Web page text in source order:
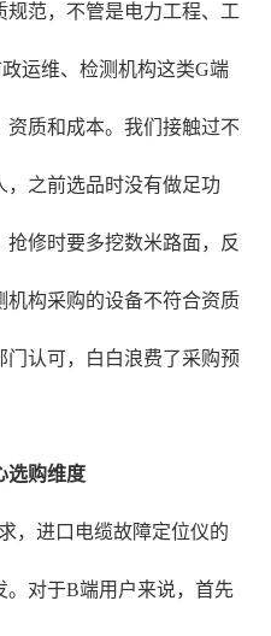
范，不管是电力工程、工
运维、检测机构这类G端
质和成本。我们接触过不
，之前选品时没有做足功
修时要多挖数米路面，反
机构采购的设备不符合资质
认可，白白浪费了采购预
选购维度
，进口电缆故障定位仪的
。对于B端用户来说，首先